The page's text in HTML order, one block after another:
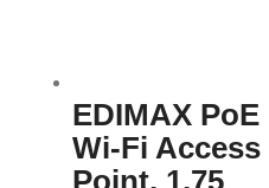
EDIMAX PoE
Wi-Fi Access